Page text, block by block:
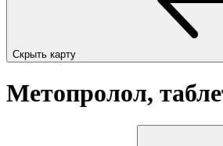
Скрыть карту
Метопролол,